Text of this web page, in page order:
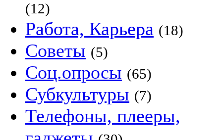
(12)
Работа, Карьера (18)
Советы (5)
Соц.опросы (65)
Субкультуры (7)
Телефоны, плееры,